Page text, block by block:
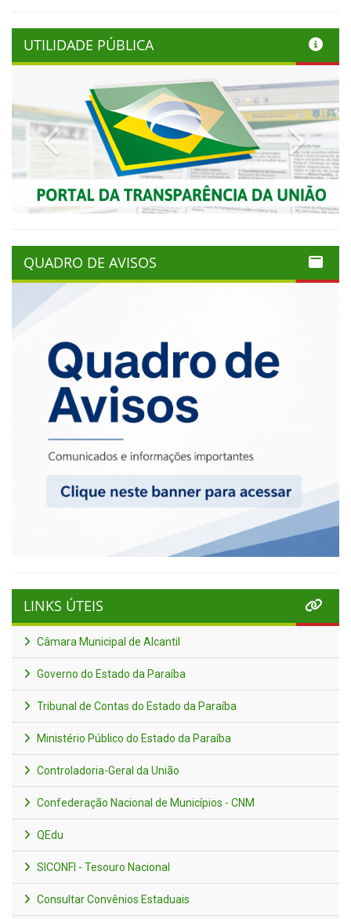
UTILIDADE PÚBLICA
Previous Next
QUADRO DE AVISOS
LINKS ÚTEIS
Câmara Municipal de Alcantil
Governo do Estado da Paraíba
Tribunal de Contas do Estado da Paraíba
Ministério Público do Estado da Paraíba
Controladoria-Geral da União
Confederação Nacional de Municípios - CNM
QEdu
SICONFI - Tesouro Nacional
Consultar Convênios Estaduais